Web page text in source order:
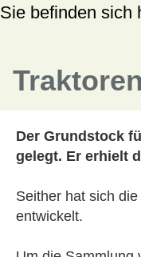
Der Grundstock
gelegt. Er erhielt
Seither hat sich
entwickelt.